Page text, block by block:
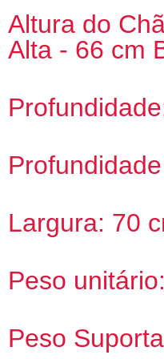
Altura do
Alta - 66 cm
Largura: 70
Peso
Peso